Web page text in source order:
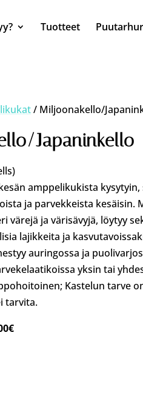
Tuotteet
/ Miljoonakello/
Japaninkello
amppelikukista
ja parvekkeista kesäisin.
värejä ja värisävyjä, löytyy
lajikkeita ja
auringossa ja
yksin tai
Kastelun tarve
tarvita.